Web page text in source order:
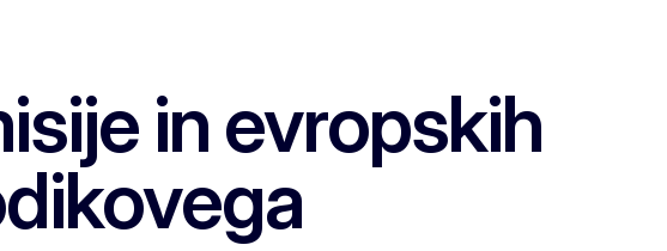
in evropskih